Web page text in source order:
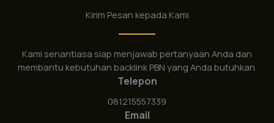
Kirim Pesan kepada Kami
Kami senantiasa siap menjawab pertanyaan Anda dan
membantu kebutuhan backlink PBN yang Anda butuhkan.
Telepon
081215557339
Email